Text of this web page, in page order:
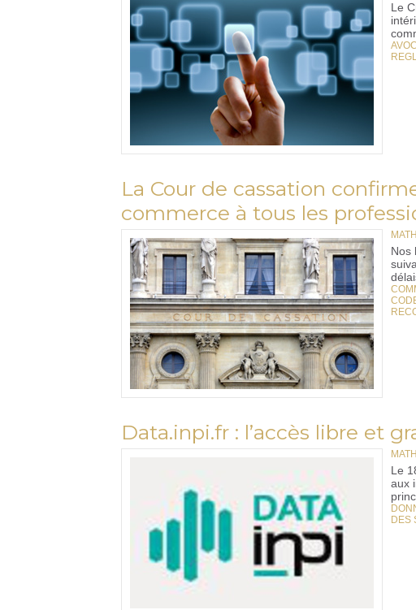
Le
La Cour de cassation
commerce à tous les
Nos
Data.inpi.fr : l’accès libre et
Le
aux
DES